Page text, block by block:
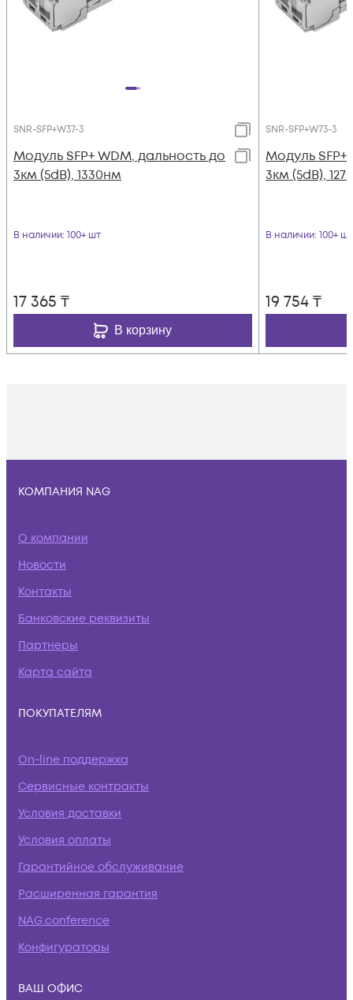
SNR-SFP+W37-3
Модуль SFP+ WDM, дальность до
3км (5dB), 1330нм
В наличии: 100+ шт
17 365 ₸
В корзину
SNR-SFP+W73-3
Модуль SFP+
3км (5dB),
В наличии: 100+ шт
19 754₸
КОМПАНИЯ NAG
О компании
Новости
Контакты
Банковские реквизиты
Партнеры
Карта сайта
ПОКУПАТЕЛЯМ
On-line поддержка
Сервисные контракты
Условия доставки
Условия оплаты
Гарантийное обслуживание
Расширенная гарантия
NAG.conference
Конфигураторы
ВАШ ОФИС